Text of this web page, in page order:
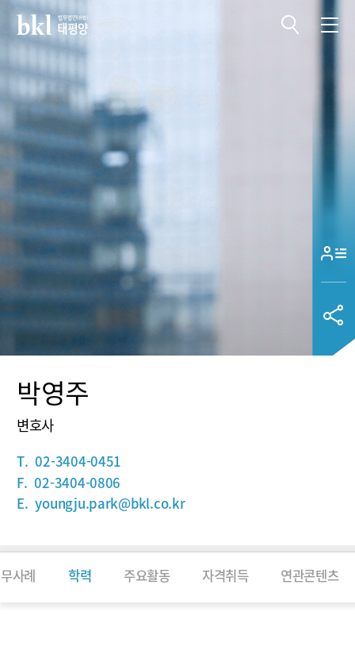
박영주
변호사
T. 02-3404-0451
F. 02-3404-0806
E. youngju.park@bkl.co.kr
사례 학력 주요활동 자격취득 연관콘텐츠